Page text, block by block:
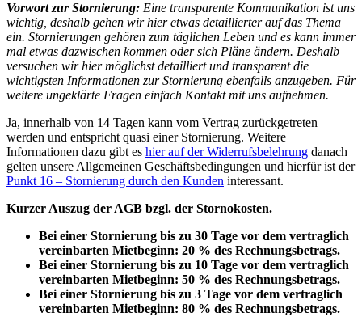
Vorwort zur Stornierung: Eine transparente Kommunikation ist uns
wichtig, deshalb gehen wir hier etwas detaillierter auf das Thema
ein. Stornierungen gehören zum täglichen Leben und es kann immer
mal etwas dazwischen kommen oder sich Pläne ändern. Deshalb
versuchen wir hier möglichst detailliert und transparent die
wichtigsten Informationen zur Stornierung ebenfalls anzugeben. Für
weitere ungeklärte Fragen einfach Kontakt mit uns aufnehmen.
Ja, innerhalb von 14 Tagen kann vom Vertrag zurückgetreten
werden und entspricht quasi einer Stornierung. Weitere
Informationen dazu gibt es hier auf der Widerrufsbelehrung danach
gelten unsere Allgemeinen Geschäftsbedingungen und hierfür ist der
Punkt 16 – Stornierung durch den Kunden interessant.
Kurzer Auszug der AGB bzgl. der Stornokosten.
Bei einer Stornierung bis zu 30 Tage vor dem vertraglich
vereinbarten Mietbeginn: 20 % des Rechnungsbetrags.
Bei einer Stornierung bis zu 10 Tage vor dem vertraglich
vereinbarten Mietbeginn: 50 % des Rechnungsbetrags.
Bei einer Stornierung bis zu 3 Tage vor dem vertraglich
vereinbarten Mietbeginn: 80 % des Rechnungsbetrags.